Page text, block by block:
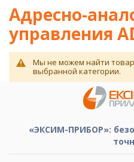
Адресно-
управления
Мы не можем найти
выбранной категории.
«ЭКСИМ-ПРИБОР»: